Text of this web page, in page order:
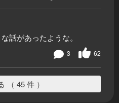
話があったような。
62
3
（ 45 件 ）